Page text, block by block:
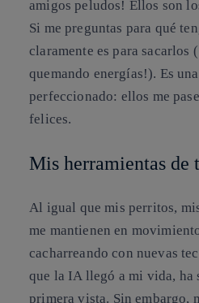
amigos peludos! Ellos son
Si me preguntas para qué
claramente es para sacarlos
quemando energías!). Es
perfeccionado: ellos me
felices.
Mis herramientas de
Al igual que mis perritos,
me mantienen en
cacharreando con nuevas
que la IA llegó a mi vida, ha
primera vista. Sin embargo,